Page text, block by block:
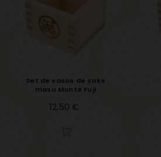
Set de vasos de sake
masu Monte Fuji
Precio
12,50 €